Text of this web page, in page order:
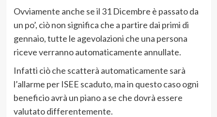
Ovviamente anche se il 31 Dicembre è passato da
un po’, ciò non significa che a partire dai primi di
gennaio, tutte le agevolazioni che una persona
riceve verranno automaticamente annullate.
Infatti ciò che scatterà automaticamente sarà
l’allarme per ISEE scaduto, ma in questo caso ogni
beneficio avrà un piano a se che dovrà essere
valutato differentemente.